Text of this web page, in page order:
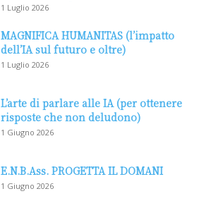
1 Luglio 2026
MAGNIFICA HUMANITAS (l’impatto
dell’IA sul futuro e oltre)
1 Luglio 2026
L’arte di parlare alle IA (per ottenere
risposte che non deludono)
1 Giugno 2026
E.N.B.Ass. PROGETTA IL DOMANI
1 Giugno 2026